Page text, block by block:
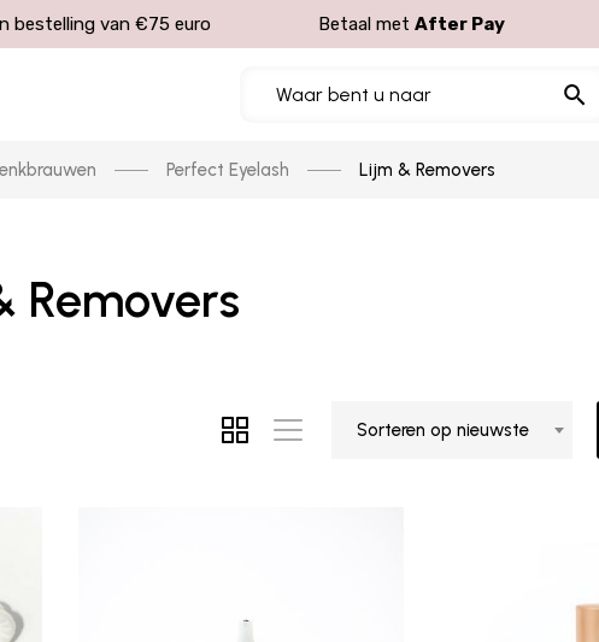
bestelling van €75 euro Betaal metAfter Pay
Perfect Eyelash Lijm & Removers
Removers
Sorteren op nieuwste